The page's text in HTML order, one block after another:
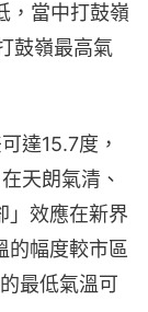
，當中打鼓嶺
鼓嶺最高氣
達15.7度，
天朗氣清、
」效應在新界
的幅度較市區
最低氣溫可